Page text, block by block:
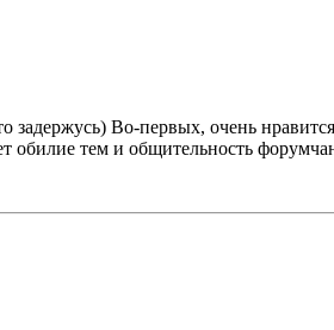
Во-первых, очень
обилие тем и общительность